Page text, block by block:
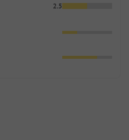
2.5